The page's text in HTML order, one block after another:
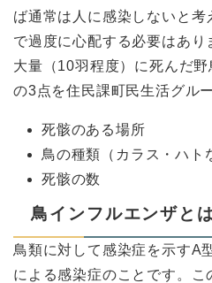
ば通常は人に感染しないと
で過度に心配する必要はあり
大量（10羽程度）に死んだ
の3点を住民課町民生活グル
死骸のある場所
鳥の種類（カラス・ハト
死骸の数
鳥インフルエンザとは
鳥類に対して感染症を示すA
による感染症のことです。こ